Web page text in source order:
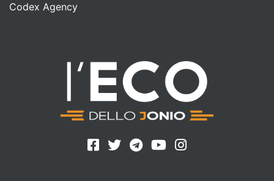
Codex Agency